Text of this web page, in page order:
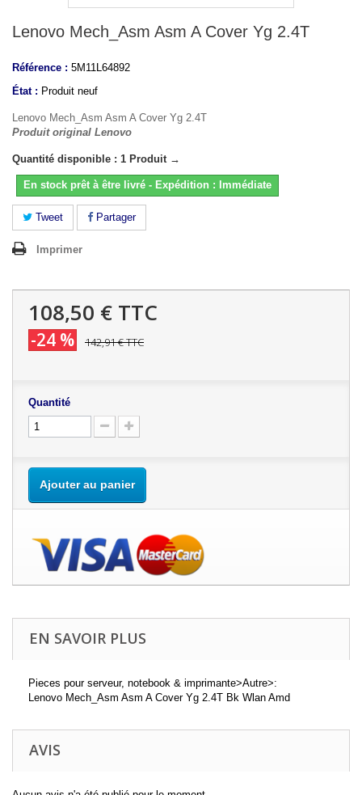
Lenovo Mech_Asm Asm A Cover Yg 2.4T
Référence : 5M11L64892
État : Produit neuf
Lenovo Mech_Asm Asm A Cover Yg 2.4T
Produit original Lenovo
Quantité disponible : 1 Produit →
En stock prêt à être livré - Expédition : Immédiate
Tweet Partager
Imprimer
108,50 € TTC
-24 % 142,91 €TTC
Quantité
Ajouter au panier
EN SAVOIR PLUS
Pieces pour serveur, notebook & imprimante>Autre>:
Lenovo Mech_Asm Asm A Cover Yg 2.4T Bk Wlan Amd
AVIS